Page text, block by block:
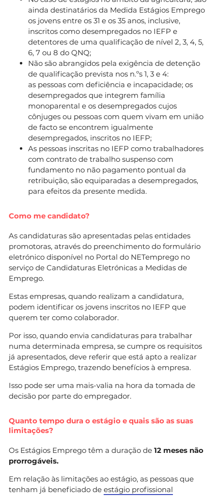
ainda destinatários da Medida Estágios Emprego
os jovens entre os 31 e os 35 anos, inclusive,
inscritos como desempregados no IEFP e
detentores de uma qualificação de nível 2, 3, 4, 5,
6, 7 ou 8 do QNQ;
Não são abrangidos pela exigência de detenção
de qualificação prevista nos n.ºs 1, 3 e 4:
as pessoas com deficiência e incapacidade; os
desempregados que integrem família
monoparental e os desempregados cujos
cônjuges ou pessoas com quem vivam em união
de facto se encontrem igualmente
desempregados, inscritos no IEFP;
As pessoas inscritas no IEFP como trabalhadores
com contrato de trabalho suspenso com
fundamento no não pagamento pontual da
retribuição, são equiparadas a desempregados,
para efeitos da presente medida.
Como me candidato?
As candidaturas são apresentadas pelas entidades
promotoras, através do preenchimento do formulário
eletrónico disponível no Portal do NETemprego no
serviço de Candidaturas Eletrónicas a Medidas de
Emprego.
Estas empresas, quando realizam a candidatura,
podem identificar os jovens inscritos no IEFP que
querem ter como colaborador.
Por isso, quando envia candidaturas para trabalhar
numa determinada empresa, se cumpre os requisitos
já apresentados, deve referir que está apto a realizar
Estágios Emprego, trazendo benefícios à empresa.
Isso pode ser uma mais-valia na hora da tomada de
decisão por parte do empregador.
Quanto tempo dura o estágio e quais são as suas
limitações?
Os Estágios Emprego têm a duração de 12 meses não
prorrogáveis.
Em relação às limitações ao estágio, as pessoas que
tenham já beneficiado de estágio profissional